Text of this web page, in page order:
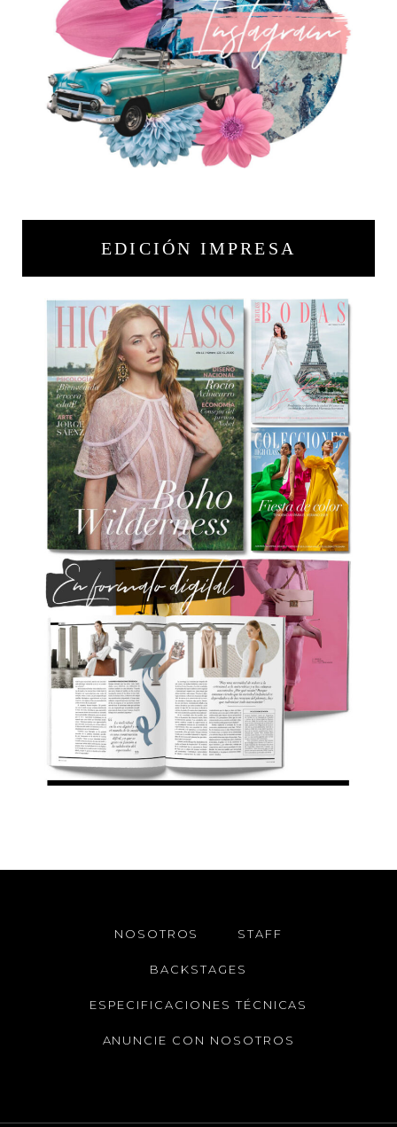
EDICIÓN IMPRESA
NOSOTROS STAFF
BACKSTAGES
ESPECIFICACIONES TÉCNICAS
ANUNCIE CON NOSOTROS